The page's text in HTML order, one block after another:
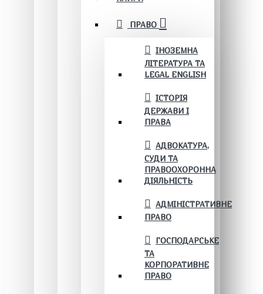
ПРАВО
ІНОЗЕМНА
ЛІТЕРАТУРА ТА
LEGAL ENGLISH
ІСТОРІЯ
ДЕРЖАВИ І
ПРАВА
АДВОКАТУРА,
СУДИ ТА
ПРАВООХОРОННА
ДІЯЛЬНІСТЬ
АДМІНІСТРАТИВНЕ
ПРАВО
ГОСПОДАРСЬКЕ
ТА
КОРПОРАТИВНЕ
ПРАВО